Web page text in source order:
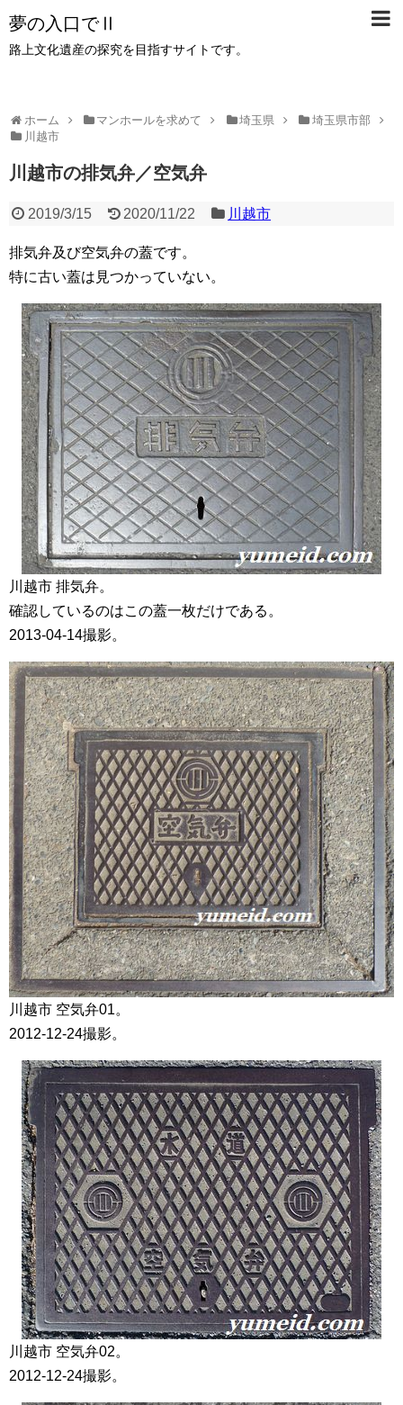
夢の入口でⅡ
路上文化遺産の探究を目指すサイトです。
ホーム マンホールを求めて 埼玉県
埼玉県市部
川越市
川越市の排気弁／空気弁
2019/3/15 2020/11/22 川越市
排気弁及び空気弁の蓋です。
特に古い蓋は見つかっていない。
川越市 排気弁。
確認しているのはこの蓋一枚だけである。
2013-04-14撮影。
川越市 空気弁01。
2012-12-24撮影。
川越市 空気弁02。
2012-12-24撮影。